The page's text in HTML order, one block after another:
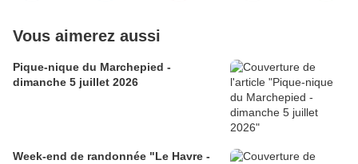
Vous aimerez aussi
Pique-nique du Marchepied -
dimanche 5 juillet 2026
Week-end de randonnée "Le Havre -